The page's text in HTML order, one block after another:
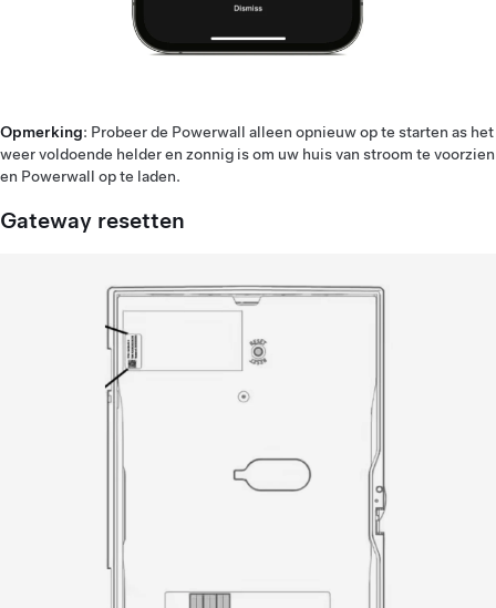
Opmerking: Probeer de Powerwall alleen opnieuw op te starten as het
weer voldoende helder en zonnig is om uw huis van stroom te voorzien
en Powerwall op te laden.
Gateway resetten